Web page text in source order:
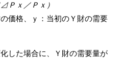
Ｐｘ／Ｐｘ）
価格、ｙ：当初のＹ財の需要
した場合に、Ｙ財の需要量が